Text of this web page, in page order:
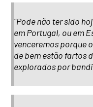
“Pode não ter sido
em Portugal, ou em
venceremos porque
de bem estão fartos
explorados por